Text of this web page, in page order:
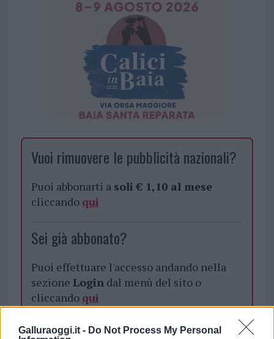
Galluraoggi.it - Do Not Process My Personal
Vuoi rimuovere le pubblicità nazionali?
Puoi abbonarti a soli € 1,10 al mese
cliccando qui
Sei già abbonato?
Puoi effettuare l'accesso andando nella
sezione Logindal menù del sito o
cliccando qui